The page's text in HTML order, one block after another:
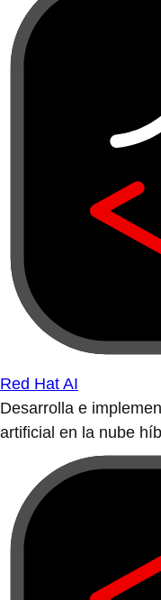
Red Hat AI
Desarrolla e
artificial en la nube